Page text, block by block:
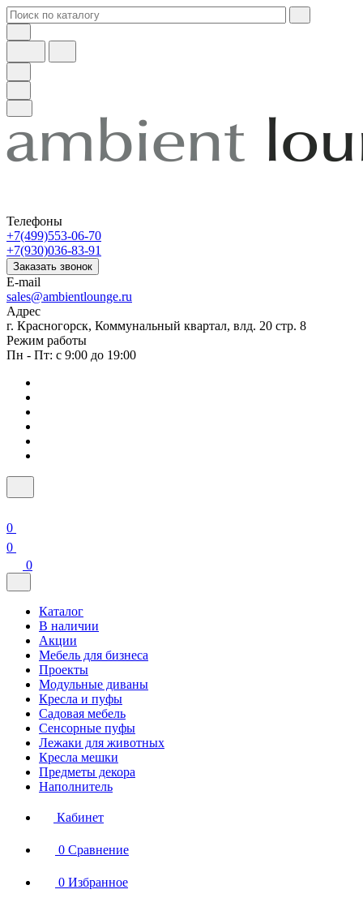
Телефоны
+7(499)553-06-70
+7(930)036-83-91
Заказать звонок
E-mail
sales@ambientlounge.ru
Адрес
г. Красногорск, Коммунальный квартал, влд. 20 стр. 8
Режим работы
Пн - Пт: с 9:00 до 19:00
0
0
0
Каталог
В наличии
Акции
Мебель для бизнеса
Проекты
Модульные диваны
Кресла и пуфы
Садовая мебель
Сенсорные пуфы
Лежаки для животных
Кресла мешки
Предметы декора
Наполнитель
Кабинет
0 Сравнение
0 Избранное